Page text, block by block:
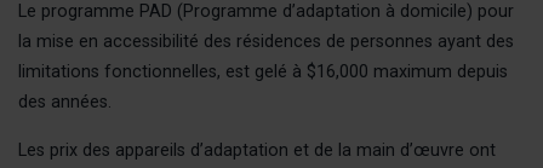
NOUS
FAIRE
Le programme PAD (Programme d’adaptation à domicile) pour
la mise en accessibilité des résidences de personnes ayant des
limitations fonctionnelles, est gelé à $16,000 maximum depuis
des années.
Les prix des appareils d’adaptation et de la main d’œuvre ont